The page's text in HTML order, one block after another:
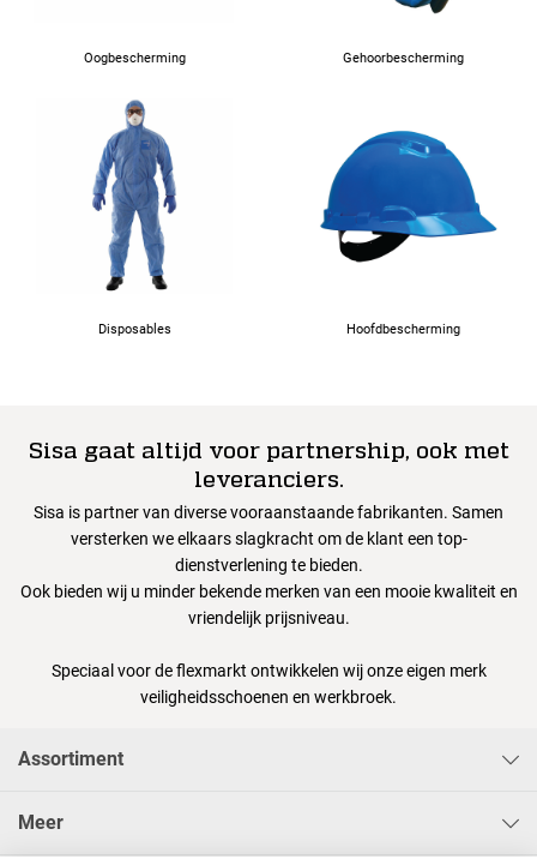
Oogbescherming Gehoorbescherming
Disposables Hoofdbescherming
Sisa gaat altijd voor partnership, ook met
leveranciers.
Sisa is partner van diverse vooraanstaande fabrikanten. Samen
versterken we elkaars slagkracht om de klant een top-
dienstverlening te bieden.
Ook bieden wij u minder bekende merken van een mooie kwaliteit en
vriendelijk prijsniveau.
Speciaal voor de flexmarkt ontwikkelen wij onze eigen merk
veiligheidsschoenen en werkbroek.
Assortiment
Meer